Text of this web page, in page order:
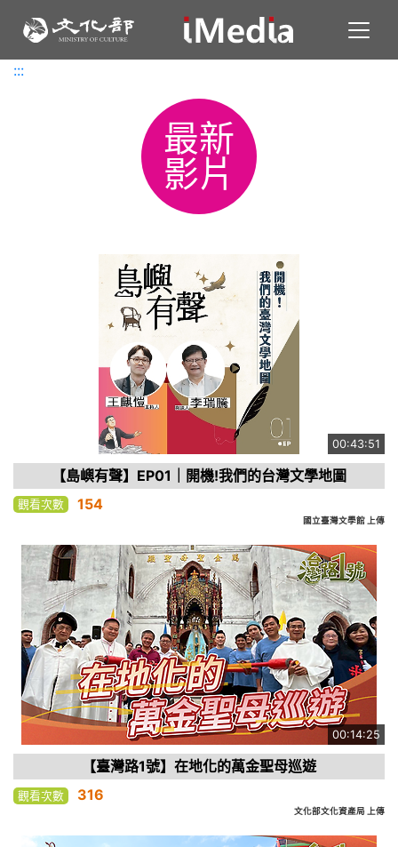
:::
:::
最新
影片
00:43:51
【島嶼有聲】EP01｜開機!我們的台灣文學地圖
觀看次數 154
國立臺灣文學館 上傳
00:14:25
【臺灣路1號】在地化的萬金聖母巡遊
觀看次數 316
文化部文化資產局 上傳